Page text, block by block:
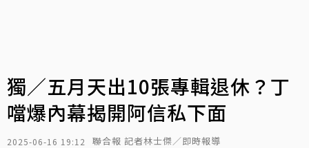
獨／五月天出10張專輯退休？丁
噹爆內幕揭開阿信私下面
2025-06-16 19:12 聯合報 記者林士傑／即時報導